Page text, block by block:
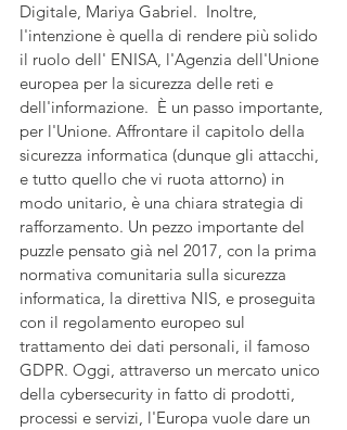
Digitale, Mariya Gabriel.  Inoltre,
l'intenzione è quella di rendere più solido
il ruolo dell' ENISA, l'Agenzia dell'Unione
europea per la sicurezza delle reti e
dell'informazione.  È un passo importante,
per l'Unione. Affrontare il capitolo della
sicurezza informatica (dunque gli attacchi,
e tutto quello che vi ruota attorno) in
modo unitario, è una chiara strategia di
rafforzamento. Un pezzo importante del
puzzle pensato già nel 2017, con la prima
normativa comunitaria sulla sicurezza
informatica, la direttiva NIS, e proseguita
con il regolamento europeo sul
trattamento dei dati personali, il famoso
GDPR. Oggi, attraverso un mercato unico
della cybersecurity in fatto di prodotti,
processi e servizi, l'Europa vuole dare un